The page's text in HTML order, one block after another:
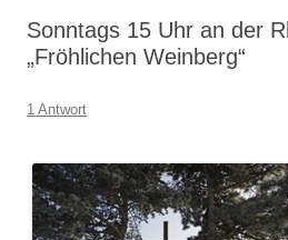
Sonntags 15 Uhr an der
„Fröhlichen Weinberg“
1 Antwort